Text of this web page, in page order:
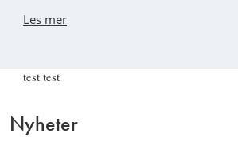
Les mer
test test
Nyheter